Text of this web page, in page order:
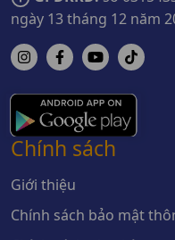
ngày 13 tháng 12 năm
Chính sách
Giới thiệu
Chính sách bảo mật